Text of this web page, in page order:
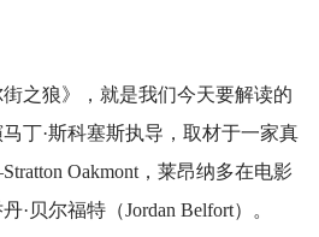
之狼》，就是我们今天要解读的
丁·斯科塞斯执导，取材于一家真
Oakmont，莱昂纳多在电影
·贝尔福特（Jordan Belfort）。